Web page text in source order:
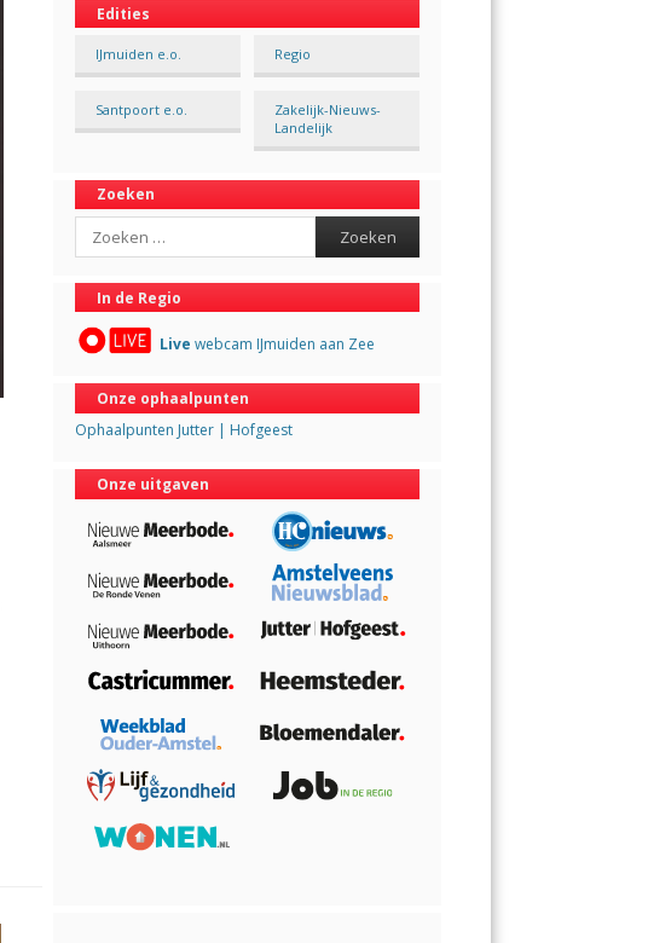
Edities
IJmuiden e.o. Regio
Santpoort e.o.
Zakelijk-Nieuws-
Landelijk
Zoeken
Search
In de Regio
Live webcam IJmuiden aan Zee
Onze ophaalpunten
Ophaalpunten Jutter | Hofgeest
Onze uitgaven